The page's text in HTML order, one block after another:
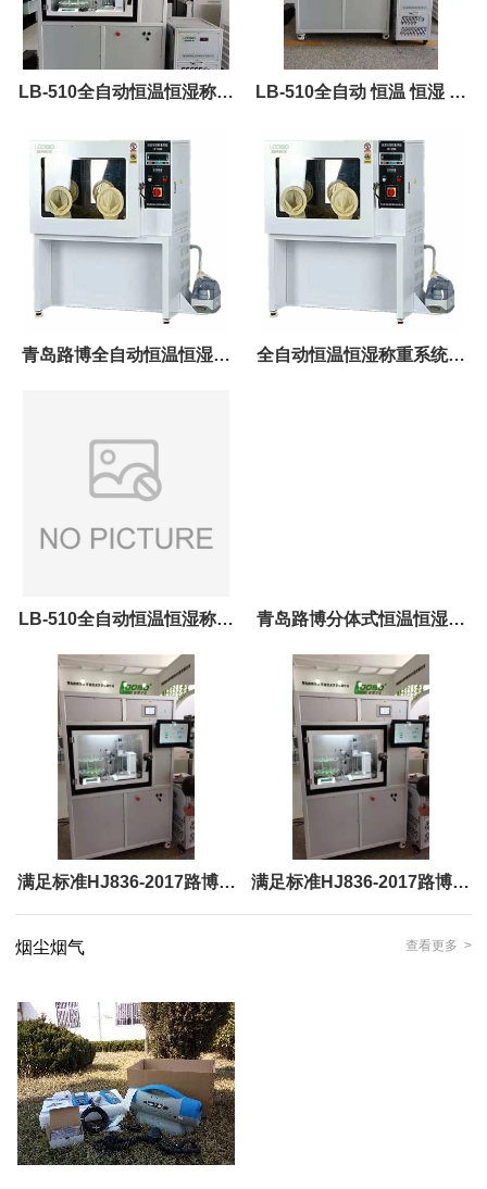
LB-510全自动恒温恒湿称重
系统青岛路博 恒温恒湿称重
系统
LB-510全自动 恒温 恒湿 称
重 系统
青岛路博全自动恒温恒湿称 全自动恒温恒湿称重系统应
LB-510全自动恒温恒湿称重
系统
青岛路博分体式恒温恒湿称
重系统LB-500
满足标准HJ836-2017路博恒 满足标准HJ836-2017路博恒
烟尘烟气
查看更多 >